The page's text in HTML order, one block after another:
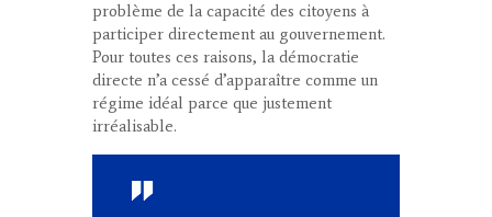
problème de la capacité des citoyens à
participer directement au gouvernement.
Pour toutes ces raisons, la démocratie
directe n’a cessé d’apparaître comme un
régime idéal parce que justement
irréalisable.